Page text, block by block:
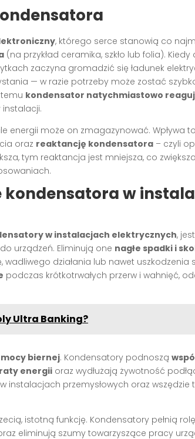
, którego serce stanowią co
(na przykład ceramika, szkło lub folia).
zaczyna gromadzić się ładunek
— w razie potrzeby może zostać
kondensator natychmiastowo
energii może on zmagazynować. Wpływa
oraz reaktancję kondensatora – czyli
tym reaktancja jest mniejsza, co
kondensatora w
w instalacjach elektrycznych, jest
urządzeń. Eliminują one nagłe spadki i
działania lub nawet uszkodzenia
podczas krótkotrwałych przerw i wahnięć,
Ultra Banking?
biernej. Kondensatory podnoszą
energii oraz wydłużają żywotność
instalacjach przemysłowych oraz wszędzie
istotną funkcję. Kondensatory pełnią rolę
eliminują szumy towarzyszące pracy